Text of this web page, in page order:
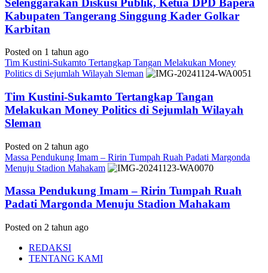
Kabupaten Tangerang Singgung Kader Golkar
Karbitan
Posted on 1 tahun ago
Tim Kustini-Sukamto Tertangkap Tangan Melakukan Money
Politics di Sejumlah Wilayah Sleman
Tim Kustini-Sukamto Tertangkap Tangan
Melakukan Money Politics di Sejumlah Wilayah
Sleman
Posted on 2 tahun ago
Massa Pendukung Imam – Ririn Tumpah Ruah Padati Margonda
Menuju Stadion Mahakam
Massa Pendukung Imam – Ririn Tumpah Ruah
Padati Margonda Menuju Stadion Mahakam
Posted on 2 tahun ago
REDAKSI
TENTANG KAMI